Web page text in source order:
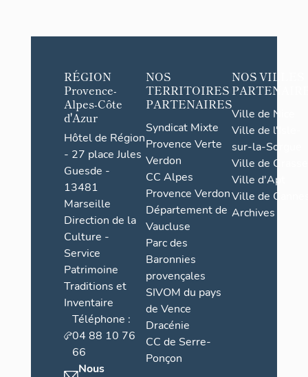
tympan
RÉGION
Provence-
Alpes-Côte
d'Azur
Hôtel de Région
- 27 place Jules
Guesde -
13481
Marseille
Direction de la
Culture -
Service
Patrimoine
Traditions et
Inventaire
Téléphone :
04 88 10 76
66
Nous
NOS
TERRITOIRES
PARTENAIRES
Syndicat Mixte
Provence Verte
Verdon
CC Alpes
Provence Verdon
Département de
Vaucluse
Parc des
Baronnies
provençales
SIVOM du pays
de Vence
Dracénie
CC de Serre-
Ponçon
NOS VILLES
Ville de Nice
Ville de l'Isle-
sur-la-Sorgue
Ville de Grasse
Ville d'Apt
Ville de
Archives